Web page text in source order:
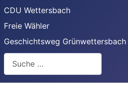
CDU Wettersbach
Freie Wähler
Geschichtsweg Grünwettersbach
Suchen